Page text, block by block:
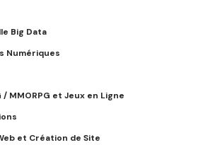
Big Data
Numériques
/ MMORPG et Jeux en Ligne
et Création de Site